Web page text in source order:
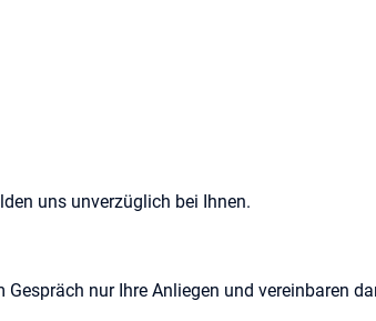
uns unverzüglich bei Ihnen.
nur Ihre Anliegen und vereinbaren